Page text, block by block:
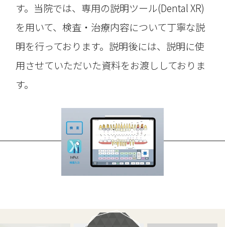
す。当院では、専用の説明ツール(Dental XR)
を用いて、検査・治療内容について丁寧な説
明を行っております。説明後には、説明に使
用させていただいた資料をお渡ししておりま
す。